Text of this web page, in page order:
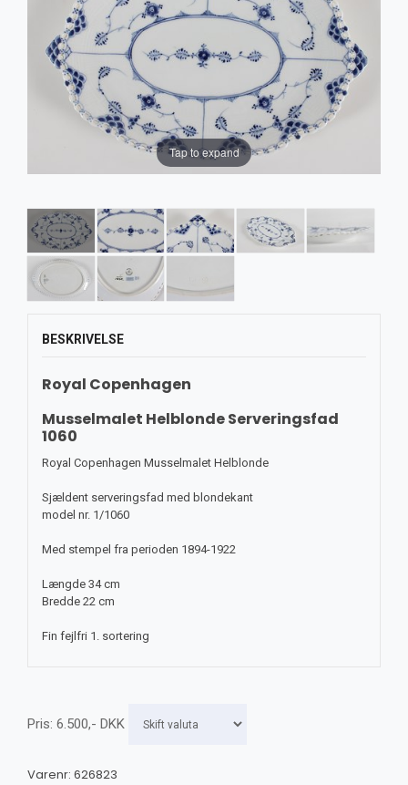
Tap to expand
BESKRIVELSE
Royal Copenhagen
Musselmalet Helblonde Serveringsfad
1060
Royal Copenhagen Musselmalet Helblonde
Sjældent serveringsfad med blondekant
model nr. 1/1060
Med stempel fra perioden 1894-1922
Længde 34 cm
Bredde 22 cm
Fin fejlfri 1. sortering
Pris: 6.500,- DKK
Varenr: 626823